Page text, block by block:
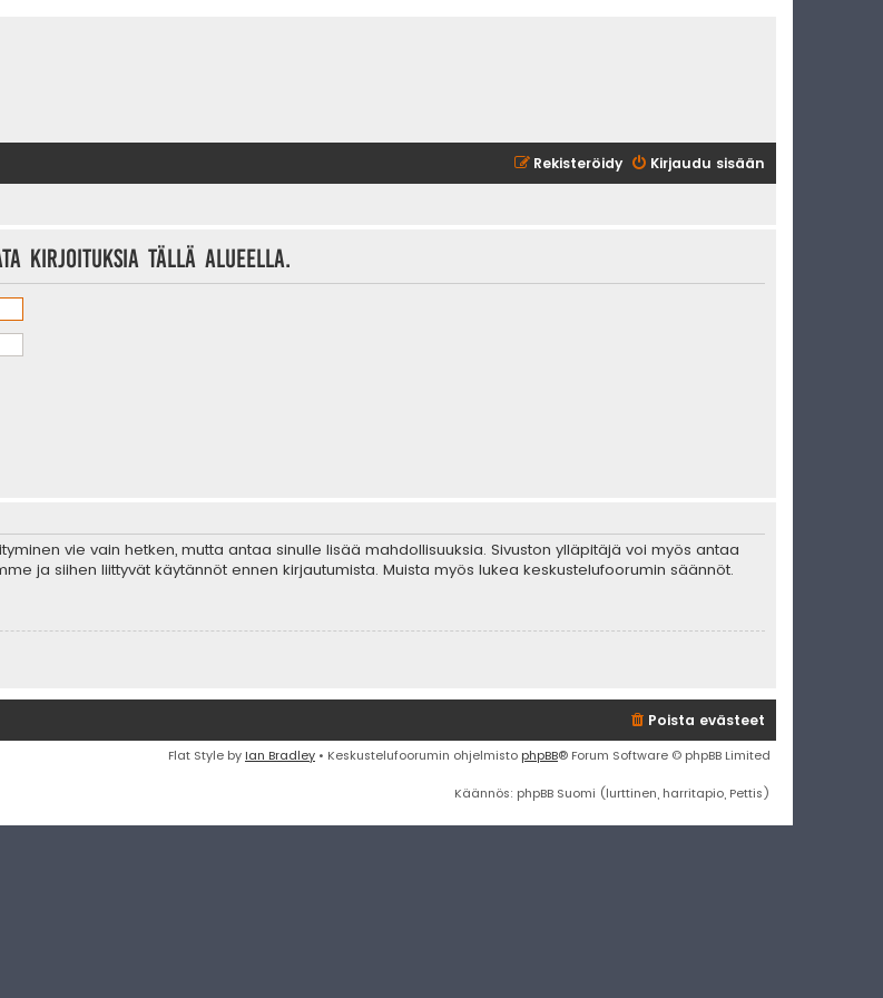
Kirjaudu sisään
Rekisteröidy
kirjoituksia tällä alueella.
vie vain hetken, mutta antaa sinulle lisää mahdollisuuksia. Sivuston ylläpitäjä voi myös antaa
ja siihen liittyvät käytännöt ennen kirjautumista. Muista myös lukea keskustelufoorumin säännöt.
Poista evästeet
Flat Style by Ian Bradley • Keskustelufoorumin ohjelmisto phpBB® Forum Software © phpBB Limited
Käännös: phpBB Suomi (lurttinen, harritapio, Pettis)